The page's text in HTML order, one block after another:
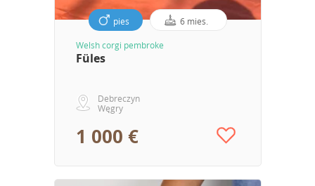
pies 6 mies.
Welsh corgi pembroke
Füles
Debreczyn
Węgry
1 000 €